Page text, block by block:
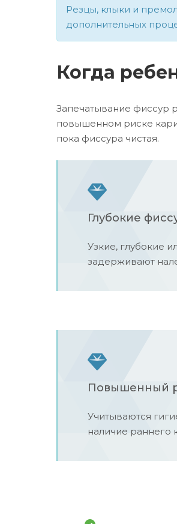
Резцы, клыки и
дополнительных
Когда
Запечатывание фиссур
повышенном риске
пока фиссура чистая.
Глубокие
Узкие, глубокие
задерживают
Повышенный
Учитываются
наличие раннего